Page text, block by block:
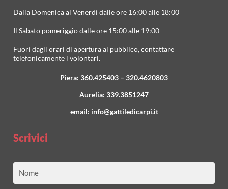
Dalla Domenica al Venerdì dalle ore 16:00 alle 18:00
Il Sabato pomeriggio dalle ore 15:00 alle 19:00
Fuori dagli orari di apertura al pubblico, contattare
telefonicamente i volontari.
Piera: 360.425403 – 320.4620803
Aurelia: 339.3851247
email: info@gattiledicarpi.it
Scrivici